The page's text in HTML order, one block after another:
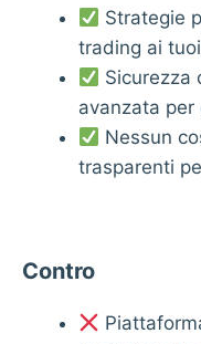
Strategie
trading ai
Sicurezza
avanzata
Nessun
trasparenti
Contro